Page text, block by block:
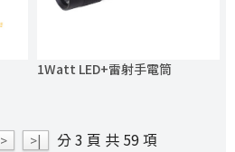
1Watt LED+雷射手電筒
> >| 分 3 頁 共 59 項